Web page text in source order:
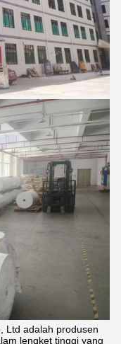
Ltd adalah produsen
lengket tinggi yang